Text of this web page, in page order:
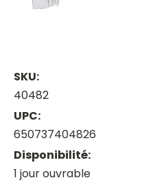
SKU:
40482
UPC:
650737404826
Disponibilité:
1 jour ouvrable